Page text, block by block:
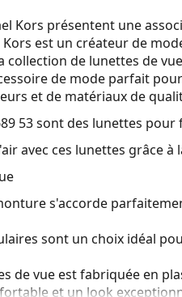
Kors présentent une
est un créateur de
collection de lunettes de
de mode parfait
et de matériaux de
53sont des lunettes pour
avec ces lunettes grâce
s'accorde
sont un choix idéal
de vue est fabriquée en
et un look